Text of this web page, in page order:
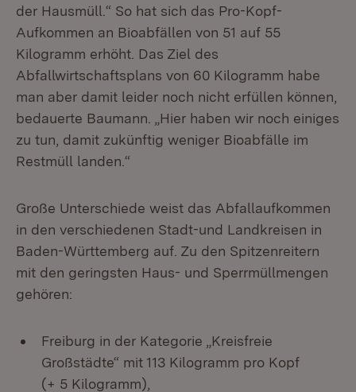
der Hausmüll.“ So hat sich das Pro-Kopf-
Aufkommen an Bioabfällen von 51 auf 55
Kilogramm erhöht. Das Ziel des
Abfallwirtschaftsplans von 60 Kilogramm habe
man aber damit leider noch nicht erfüllen können,
bedauerte Baumann. „Hier haben wir noch einiges
zu tun, damit zukünftig weniger Bioabfälle im
Restmüll landen.“
Große Unterschiede weist das Abfallaufkommen
in den verschiedenen Stadt-und Landkreisen in
Baden-Württemberg auf. Zu den Spitzenreitern
mit den geringsten Haus- und Sperrmüllmengen
gehören:
Freiburg in der Kategorie „Kreisfreie
Großstädte“ mit 113 Kilogramm pro Kopf
(+ 5 Kilogramm),